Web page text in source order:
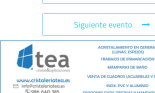
Siguiente evento